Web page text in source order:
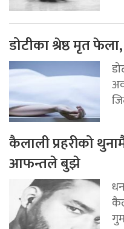
डोटीका श्रेष्ठ मृत
कैलाली प्रहरीको
आफन्तले बुझे